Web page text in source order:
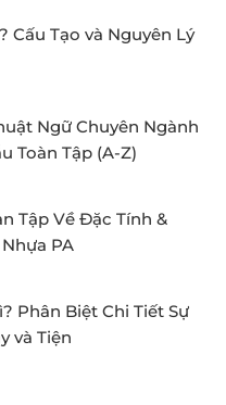
Cấu Tạo và Nguyên Lý
Ngữ Chuyên Ngành
Toàn Tập (A-Z)
Tập Về Đặc Tính &
PA
Phân Biệt Chi Tiết Sự
và Tiện